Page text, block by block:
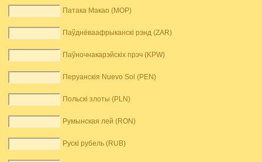
Патака Макао (MOP)
Паўднёваафрыканскі рэнд (ZAR)
Паўночнакарэйскіх прэч (KPW)
Перуанскія Nuevo Sol (PEN)
Польскі злоты (PLN)
Румынская лей (RON)
Рускі рубель (RUB)